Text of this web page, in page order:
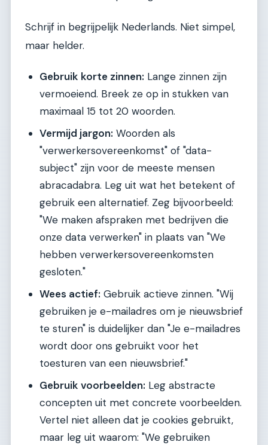
Schrijf in begrijpelijk Nederlands. Niet simpel,
maar helder.
Gebruik korte zinnen: Lange zinnen zijn
vermoeiend. Breek ze op in stukken van
maximaal 15 tot 20 woorden.
Vermijd jargon: Woorden als
"verwerkersovereenkomst" of "data-
subject" zijn voor de meeste mensen
abracadabra. Leg uit wat het betekent of
gebruik een alternatief. Zeg bijvoorbeeld:
"We maken afspraken met bedrijven die
onze data verwerken" in plaats van "We
hebben verwerkersovereenkomsten
gesloten."
Wees actief: Gebruik actieve zinnen. "Wij
gebruiken je e-mailadres om je nieuwsbrief
te sturen" is duidelijker dan "Je e-mailadres
wordt door ons gebruikt voor het
toesturen van een nieuwsbrief."
Gebruik voorbeelden: Leg abstracte
concepten uit met concrete voorbeelden.
Vertel niet alleen dat je cookies gebruikt,
maar leg uit waarom: "We gebruiken